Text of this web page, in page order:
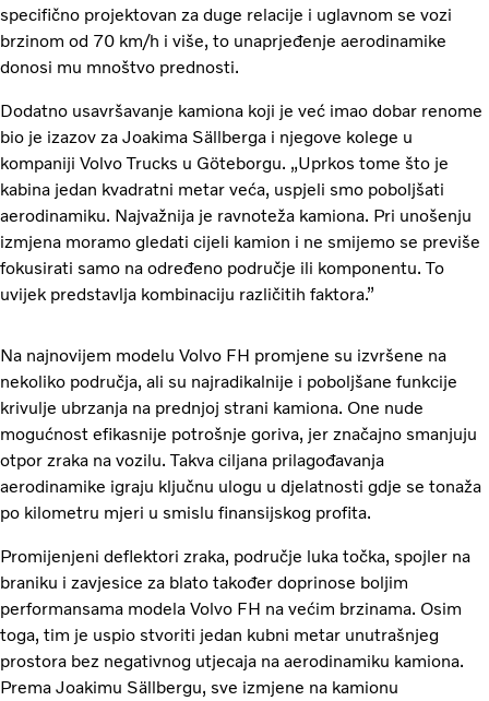
specifično projektovan za duge relacije i uglavnom se vozi
brzinom od 70 km/h i više, to unaprjeđenje aerodinamike
donosi mu mnoštvo prednosti.
Dodatno usavršavanje kamiona koji je već imao dobar renome
bio je izazov za Joakima Sällberga i njegove kolege u
kompaniji Volvo Trucks u Göteborgu. „Uprkos tome što je
kabina jedan kvadratni metar veća, uspjeli smo poboljšati
aerodinamiku. Najvažnija je ravnoteža kamiona. Pri unošenju
izmjena moramo gledati cijeli kamion i ne smijemo se previše
fokusirati samo na određeno područje ili komponentu. To
uvijek predstavlja kombinaciju različitih faktora.”
Na najnovijem modelu Volvo FH promjene su izvršene na
nekoliko područja, ali su najradikalnije i poboljšane funkcije
krivulje ubrzanja na prednjoj strani kamiona. One nude
mogućnost efikasnije potrošnje goriva, jer značajno smanjuju
otpor zraka na vozilu. Takva ciljana prilagođavanja
aerodinamike igraju ključnu ulogu u djelatnosti gdje se tonaža
po kilometru mjeri u smislu finansijskog profita.
Promijenjeni deflektori zraka, područje luka točka, spojler na
braniku i zavjesice za blato također doprinose boljim
performansama modela Volvo FH na većim brzinama. Osim
toga, tim je uspio stvoriti jedan kubni metar unutrašnjeg
prostora bez negativnog utjecaja na aerodinamiku kamiona.
Prema Joakimu Sällbergu, sve izmjene na kamionu